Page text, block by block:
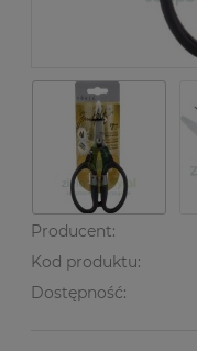
Producent:
Kod produktu:
Dostępność: